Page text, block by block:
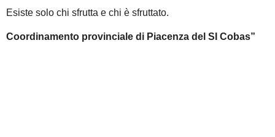
Esiste solo chi sfrutta e chi è sfruttato.
Coordinamento provinciale di Piacenza del SI Cobas”